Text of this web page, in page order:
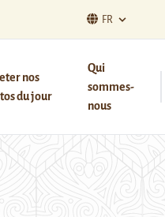
FR
nos
du jour
Qui
sommes-
nous